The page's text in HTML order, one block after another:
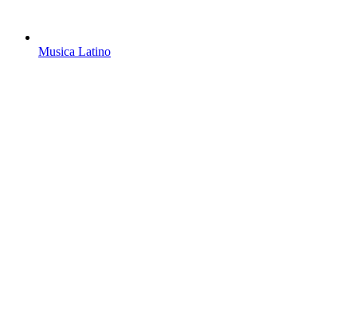
Musica Latino